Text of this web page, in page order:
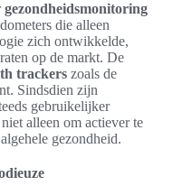
gezondheidsmonitoring
die alleen
zich ontwikkelde,
op de markt. De
trackers zoals de
Sindsdien zijn
gebruikelijker
alleen om actiever te
gezondheid.